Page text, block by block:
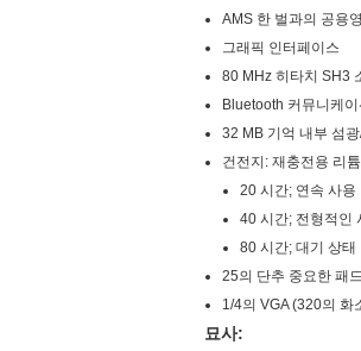
AMS 한 벌과의 공용
그래픽 인터페이스
80 MHz 히타치 SH3
Bluetooth 커뮤니케
32 MB 기억 내부 섬광
건전지: 재충전용 리
20 시간; 연속 사용
40 시간; 전형적인
80 시간; 대기 상태
25의 단추 중요한 패드
1/4의 VGA (320의 화
묘사: